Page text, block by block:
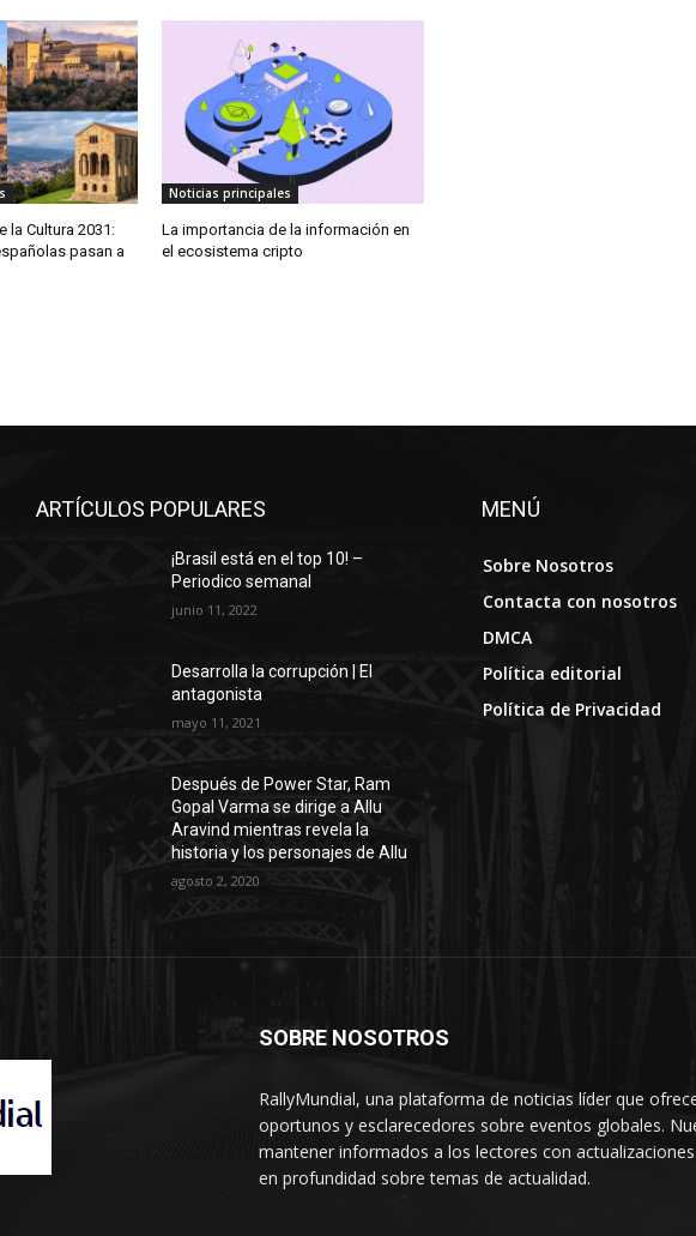
la Cultura 2031:
pasan a
Noticias principales
La importancia de la información en
el ecosistema cripto
ARTÍCULOS POPULARES
¡Brasil está en el top 10! –
Periodico semanal
junio 11, 2022
Desarrolla la corrupción | El
antagonista
mayo 11, 2021
Después de Power Star, Ram
Gopal Varma se dirige a Allu
Aravind mientras revela la
historia y los personajes de Allu
agosto 2, 2020
MENÚ
Sobre Nosotros
Contacta con nosotros
DMCA
Política editorial
Política de Privacidad
SOBRE NOSOTROS
RallyMundial, una plataforma de noticias líder que
oportunos y esclarecedores sobre eventos globales.
mantener informados a los lectores con
en profundidad sobre temas de actualidad.